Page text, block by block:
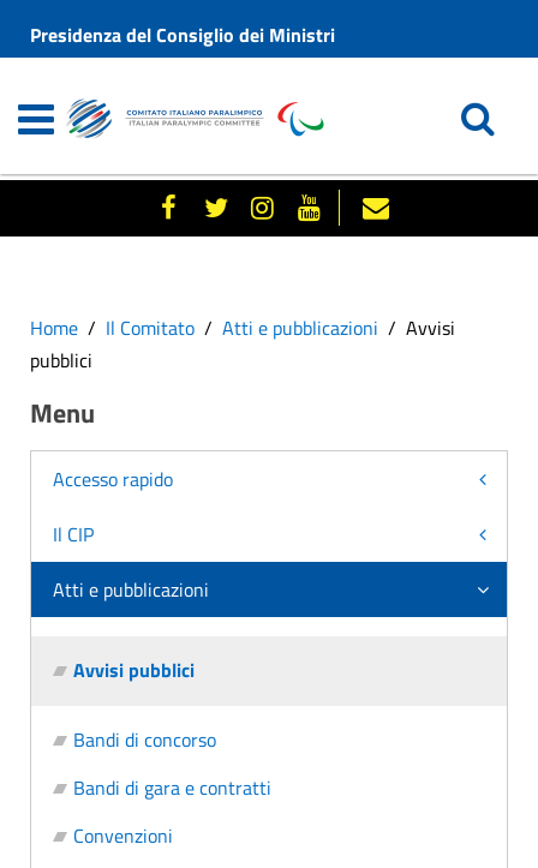
Presidenza del Consiglio dei Ministri
Home Il Comitato Atti e pubblicazioni
Avvisi
pubblici
Menu
Accesso rapido
Il CIP
Atti e pubblicazioni
Avvisi pubblici
Bandi di concorso
Bandi di gara e contratti
Convenzioni